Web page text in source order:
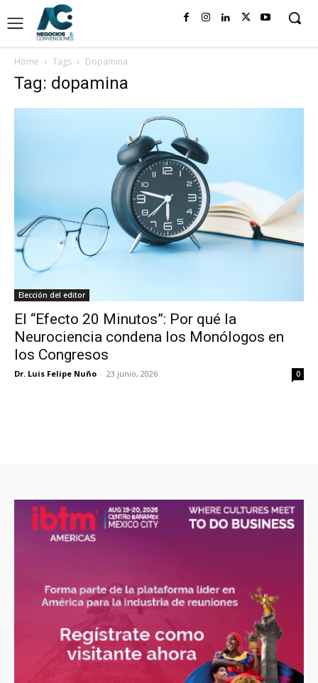
Home Tags Dopamina
Tag: dopamina
Elección del editor
El “Efecto 20 Minutos”: Por qué la
Neurociencia condena los Monólogos en
los Congresos
Dr. Luis Felipe Nuño - 23 junio, 2026 0